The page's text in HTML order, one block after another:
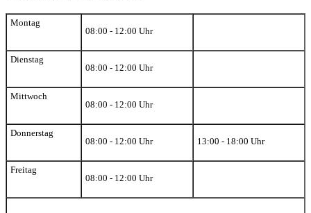
Montag
08:00 - 12:00 Uhr
Dienstag
08:00 - 12:00 Uhr
Mittwoch
08:00 - 12:00 Uhr
Donnerstag
08:00 - 12:00 Uhr
13:00 - 18:00 Uhr
Freitag
08:00 - 12:00 Uhr